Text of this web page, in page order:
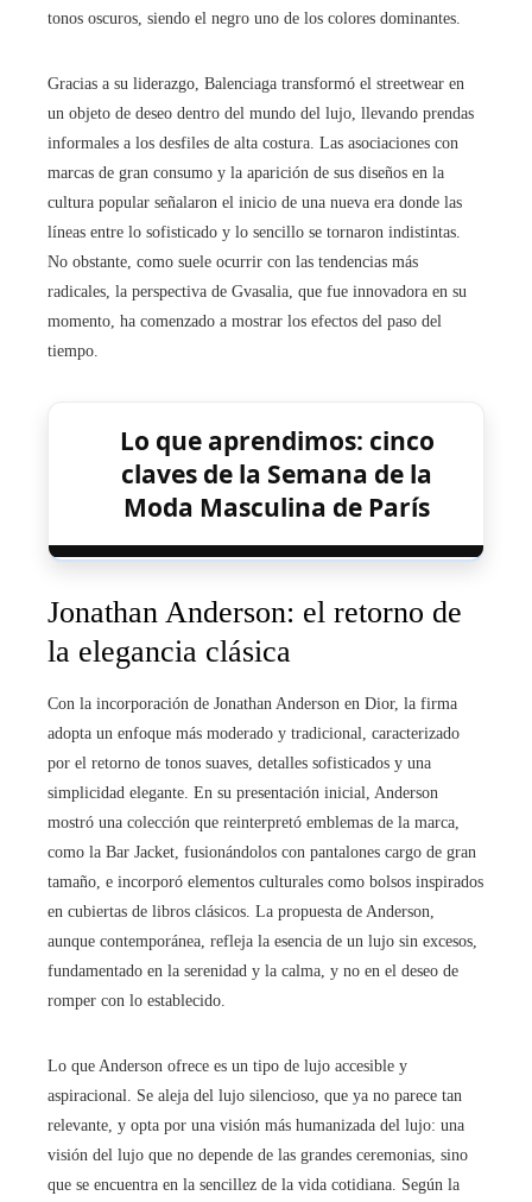
tonos oscuros, siendo el negro uno de los colores dominantes.
Gracias a su liderazgo, Balenciaga transformó el streetwear en
un objeto de deseo dentro del mundo del lujo, llevando prendas
informales a los desfiles de alta costura. Las asociaciones con
marcas de gran consumo y la aparición de sus diseños en la
cultura popular señalaron el inicio de una nueva era donde las
líneas entre lo sofisticado y lo sencillo se tornaron indistintas.
No obstante, como suele ocurrir con las tendencias más
radicales, la perspectiva de Gvasalia, que fue innovadora en su
momento, ha comenzado a mostrar los efectos del paso del
tiempo.
Lo que aprendimos: cinco
claves de la Semana de la
Moda Masculina de París
Jonathan Anderson: el retorno de
la elegancia clásica
Con la incorporación de Jonathan Anderson en Dior, la firma
adopta un enfoque más moderado y tradicional, caracterizado
por el retorno de tonos suaves, detalles sofisticados y una
simplicidad elegante. En su presentación inicial, Anderson
mostró una colección que reinterpretó emblemas de la marca,
como la Bar Jacket, fusionándolos con pantalones cargo de gran
tamaño, e incorporó elementos culturales como bolsos inspirados
en cubiertas de libros clásicos. La propuesta de Anderson,
aunque contemporánea, refleja la esencia de un lujo sin excesos,
fundamentado en la serenidad y la calma, y no en el deseo de
romper con lo establecido.
Lo que Anderson ofrece es un tipo de lujo accesible y
aspiracional. Se aleja del lujo silencioso, que ya no parece tan
relevante, y opta por una visión más humanizada del lujo: una
visión del lujo que no depende de las grandes ceremonias, sino
que se encuentra en la sencillez de la vida cotidiana. Según la